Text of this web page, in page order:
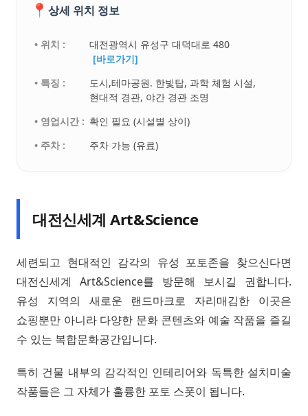
📍 상세 위치 정보
• 위치 :
대전광역시 유성구 대덕대로 480
[바로가기]
• 특징 :
도시,테마공원. 한빛탑, 과학 체험 시설,
현대적 경관, 야간 경관 조명
• 영업시간 : 확인 필요 (시설별 상이)
• 주차 :
주차 가능 (유료)
대전신세계 Art&Science
세련되고 현대적인 감각의 유성 포토존을 찾으신다면
대전신세계 Art&Science를 방문해 보시길 권합니다.
유성 지역의 새로운 랜드마크로 자리매김한 이곳은
쇼핑뿐만 아니라 다양한 문화 콘텐츠와 예술 작품을 즐길
수 있는 복합문화공간입니다.
특히 건물 내부의 감각적인 인테리어와 독특한 설치미술
작품들은 그 자체가 훌륭한 포토 스폿이 됩니다.